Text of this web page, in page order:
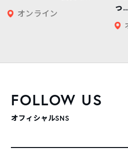
オンライン
っ
FOLLOW US
オフィシャルSNS